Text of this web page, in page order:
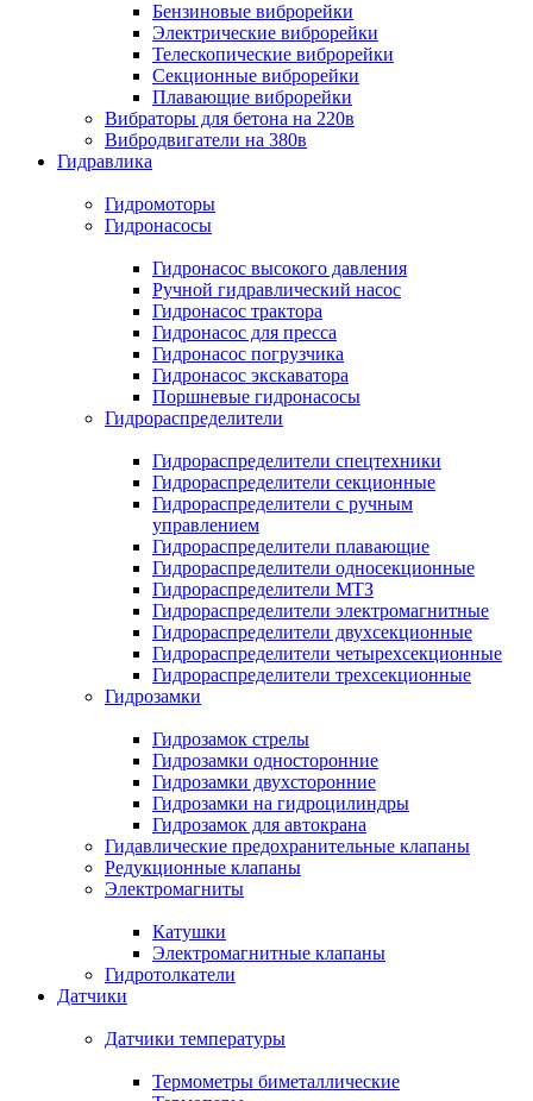
Бензиновые виброрейки
Электрические виброрейки
Телескопические виброрейки
Секционные виброрейки
Плавающие виброрейки
Вибраторы для бетона на 220в
Вибродвигатели на 380в
Гидравлика
Гидромоторы
Гидронасосы
Гидронасос высокого давления
Ручной гидравлический насос
Гидронасос трактора
Гидронасос для пресса
Гидронасос погрузчика
Гидронасос экскаватора
Поршневые гидронасосы
Гидрораспределители
Гидрораспределители спецтехники
Гидрораспределители секционные
Гидрораспределители с ручным
управлением
Гидрораспределители плавающие
Гидрораспределители односекционные
Гидрораспределители МТЗ
Гидрораспределители электромагнитные
Гидрораспределители двухсекционные
Гидрораспределители четырехсекционные
Гидрораспределители трехсекционные
Гидрозамки
Гидрозамок стрелы
Гидрозамки односторонние
Гидрозамки двухсторонние
Гидрозамки на гидроцилиндры
Гидрозамок для автокрана
Гидавлические предохранительные клапаны
Редукционные клапаны
Электромагниты
Катушки
Электромагнитные клапаны
Гидротолкатели
Датчики
Датчики температуры
Термометры биметаллические